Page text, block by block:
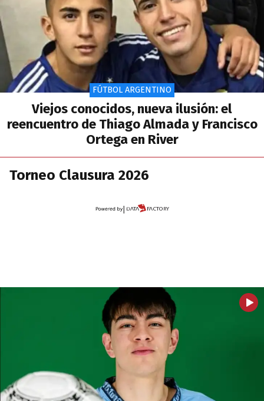
FÚTBOL ARGENTINO
Viejos conocidos, nueva ilusión: el
reencuentro de Thiago Almada y Francisco
Ortega en River
Torneo Clausura 2026